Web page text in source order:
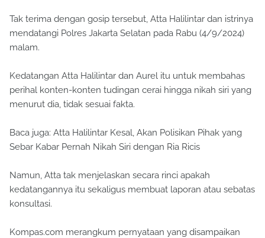
Tak terima dengan gosip tersebut, Atta Halilintar dan istrinya
mendatangi Polres Jakarta Selatan pada Rabu (4/9/2024)
malam.
Kedatangan Atta Halilintar dan Aurel itu untuk membahas
perihal konten-konten tudingan cerai hingga nikah siri yang
menurut dia, tidak sesuai fakta.
Baca juga: Atta Halilintar Kesal, Akan Polisikan Pihak yang
Sebar Kabar Pernah Nikah Siri dengan Ria Ricis
Namun, Atta tak menjelaskan secara rinci apakah
kedatangannya itu sekaligus membuat laporan atau sebatas
konsultasi.
Kompas.com merangkum pernyataan yang disampaikan